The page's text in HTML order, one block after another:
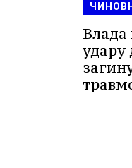
Влада
удару